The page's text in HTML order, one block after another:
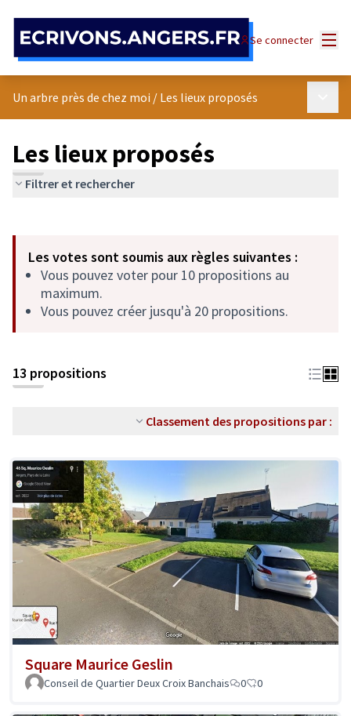
Se connecter
Un arbre près de chez moi / Les lieux proposés
Les lieux proposés
Filtrer et rechercher
−
Les votes sont soumis aux règles suivantes :
Vous pouvez voter pour 10 propositions au
maximum.
Vous pouvez créer jusqu'à 20 propositions.
13 propositions
Classement des propositions par :
Square Maurice Geslin
Conseil de Quartier Deux Croix Banchais 0 0